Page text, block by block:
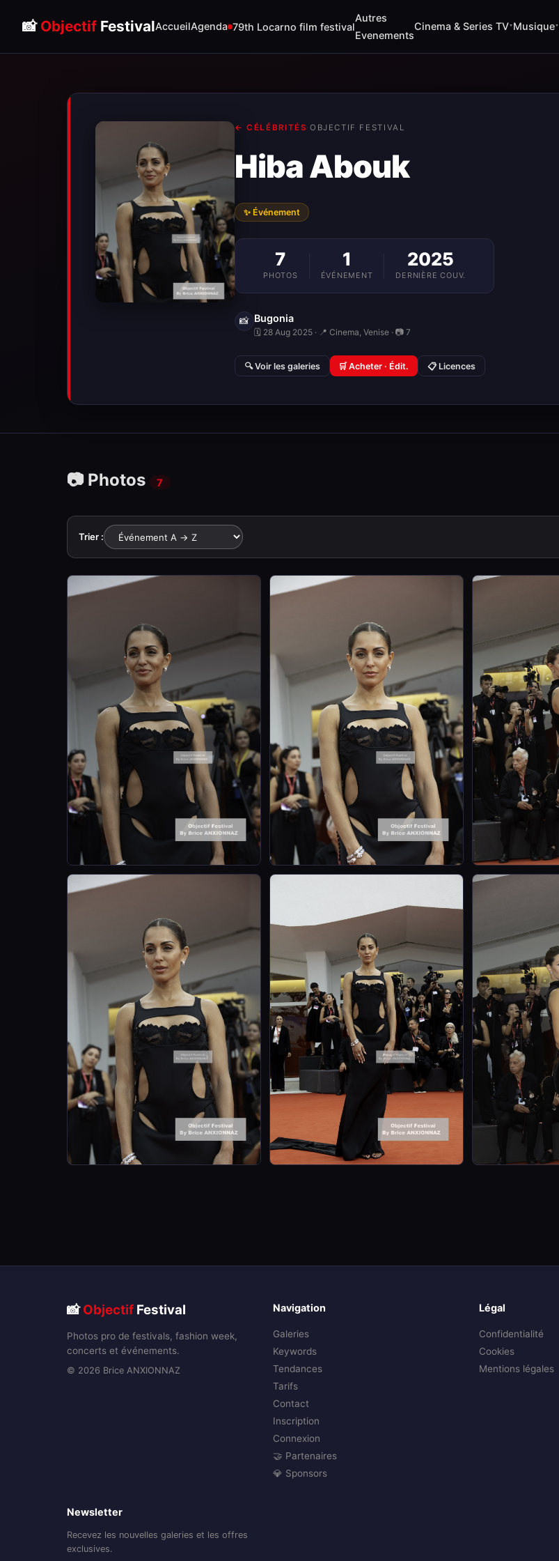
📸 Objectif FestivalAccueilAgenda 79th Locarno film festival
Autres
Evenements
Cinema & Series TV▾Musique▾
← CÉLÉBRITÉS· OBJECTIF FESTIVAL
Hiba Abouk
✨ Événement
7
PHOTOS
1
ÉVÉNEMENT
2025
DERNIÈRE COUV.
📸 Bugonia
🗓 28 Aug 2025 · 📍 Cinema, Venise · 📷 7
🔍 Voir les galeries 🛒 Acheter · Édit. 📋 Licences
📷 Photos 7
Trier :
📸Objectif Festival
Photos pro de festivals, fashion week,
concerts et événements.
© 2026 Brice ANXIONNAZ
Navigation
Galeries
Keywords
Tendances
Tarifs
Contact
Inscription
Connexion
🤝 Partenaires
💎 Sponsors
Légal
Confidentialité
Cookies
Mentions légales
Newsletter
Recevez les nouvelles galeries et les offres
exclusives.